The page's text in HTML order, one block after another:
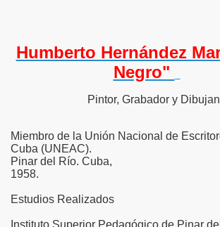
Humberto Hernández
Negro"
Pintor, Grabador y
Miembro de la Unión Nacional de
Cuba (UNEAC).
Pinar del Río. Cuba,
1958.
Estudios Realizados
Instituto Superior Pedagógico de Pinar